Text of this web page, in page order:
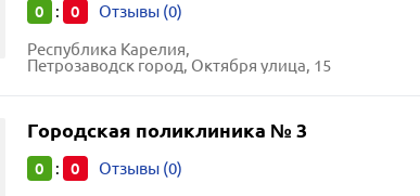
0 : 0 Отзывы (0)
Республика Карелия,
Петрозаводск город, Октября улица, 15
Городская поликлиника № 3
0 : 0 Отзывы (0)